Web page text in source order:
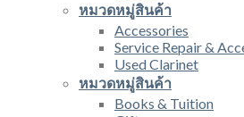
หมวดหมู่สินค้า
Accessories
Service Repair &
Used Clarinet
หมวดหมู่สินค้า
Books & Tuition